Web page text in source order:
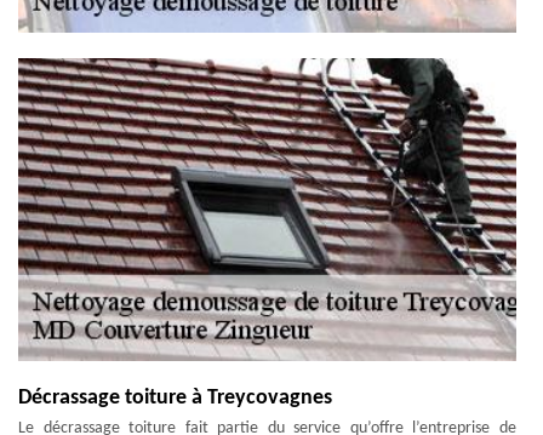
Décrassage toiture à Treycovagnes
Le décrassage toiture fait partie du service qu’offre l’entreprise de